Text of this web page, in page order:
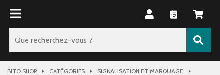
BITO SHOP CATÉGORIES
SIGNALISATION ET MARQUAGE